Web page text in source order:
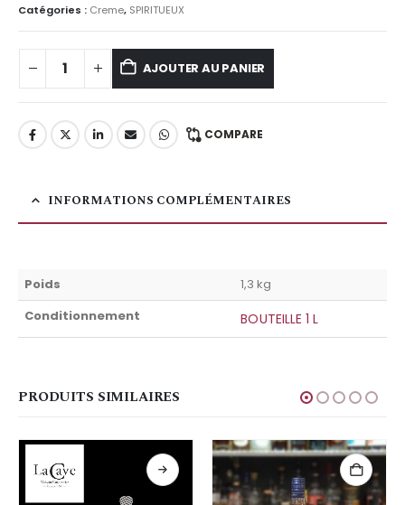
Catégories : Creme, SPIRITUEUX
AJOUTER AU PANIER
COMPARE
INFORMATIONS COMPLÉMENTAIRES
Poids
1,3 kg
Conditionnement
BOUTEILLE 1 L
PRODUITS SIMILAIRES